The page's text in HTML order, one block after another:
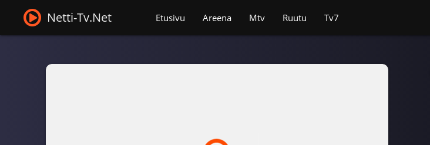
Netti-Tv.Net Etusivu Areena Mtv Ruutu Tv7